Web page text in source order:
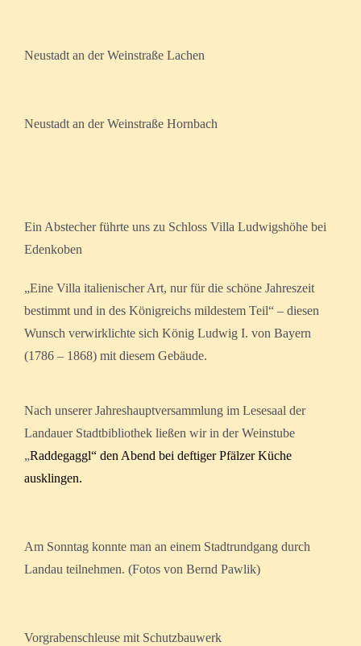
Neustadt an der Weinstraße Lachen
Neustadt an der Weinstraße Hornbach
Ein Abstecher führte uns zu Schloss Villa Ludwigshöhe bei
Edenkoben
„Eine Villa italienischer Art, nur für die schöne Jahreszeit
bestimmt und in des Königreichs mildestem Teil“ – diesen
Wunsch verwirklichte sich König Ludwig I. von Bayern
(1786 – 1868) mit diesem Gebäude.
Nach unserer Jahreshauptversammlung im Lesesaal der
Landauer Stadtbibliothek ließen wir in der Weinstube
„Raddegaggl“ den Abend bei deftiger Pfälzer Küche
ausklingen.
Am Sonntag konnte man an einem Stadtrundgang durch
Landau teilnehmen. (Fotos von Bernd Pawlik)
Vorgrabenschleuse mit Schutzbauwerk